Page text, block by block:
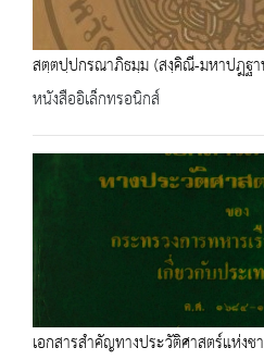
สตฺตปฺปกรณาภิธมฺม (สงฺคิณี-มหาปฎฐ
หนังสืออิเล็กทรอนิกส์
เอกสารสำคัญทางประวัติศาสตร์แห่งช